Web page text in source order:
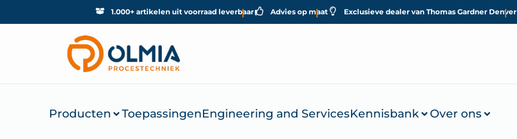
1.000+ artikelen uit voorraad leverbaar Advies op maat Exclusieve dealer van Thomas Gardner Denver
Producten ToepassingenEngineering and ServicesKennisbank Over ons